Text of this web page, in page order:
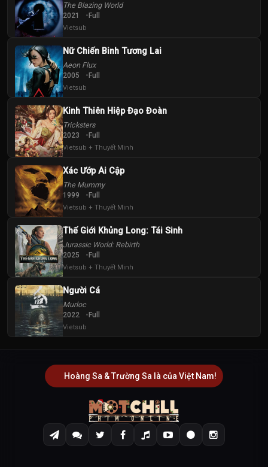
The Blazing World
2021 Full
Vietsub
Nữ Chiến Binh Tương Lai
Aeon Flux
2005 Full
Vietsub
Kinh Thiên Hiệp Đạo Đoàn
Tricksters
2023 Full
Vietsub + Thuyết Minh
Xác Ướp Ai Cập
The Mummy
1999 Full
Vietsub + Thuyết Minh
Thế Giới Khủng Long: Tái Sinh
Jurassic World: Rebirth
2025 Full
Vietsub + Thuyết Minh
Người Cá
Murloc
2022 Full
Vietsub
Hoàng Sa & Trường Sa là của Việt Nam!